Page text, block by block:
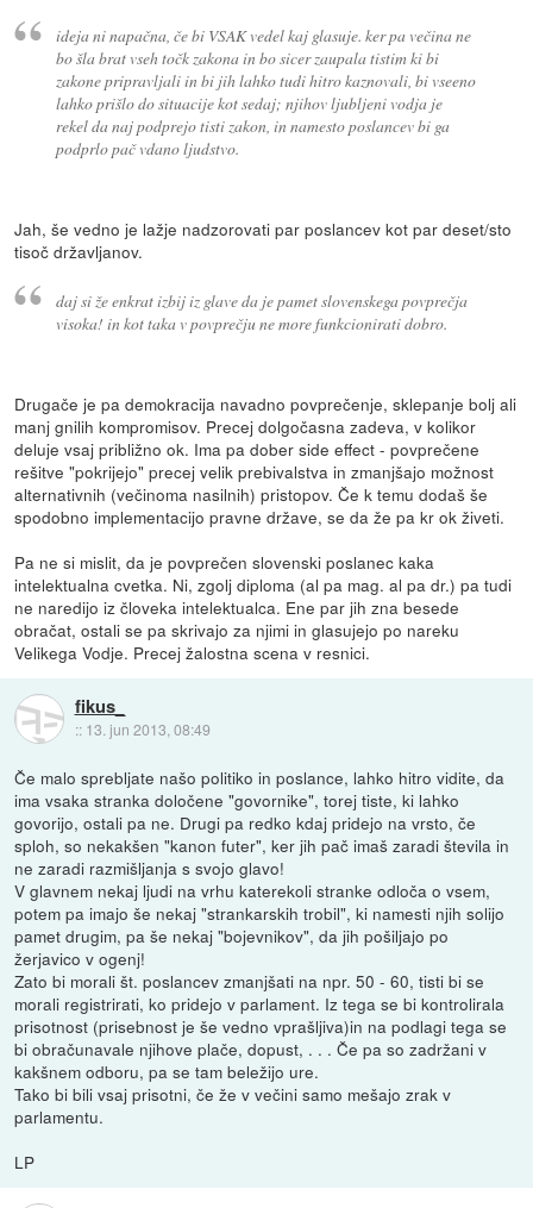
ideja ni napačna, če bi VSAK vedel kaj glasuje. ker pa večina ne
bo šla brat vseh točk zakona in bo sicer zaupala tistim ki bi
zakone pripravljali in bi jih lahko tudi hitro kaznovali, bi vseeno
lahko prišlo do situacije kot sedaj; njihov ljubljeni vodja je
rekel da naj podprejo tisti zakon, in namesto poslancev bi ga
podprlo pač vdano ljudstvo.
Jah, še vedno je lažje nadzorovati par poslancev kot par deset/sto
tisoč državljanov.
daj si že enkrat izbij iz glave da je pamet slovenskega povprečja
visoka! in kot taka v povprečju ne more funkcionirati dobro.
Drugače je pa demokracija navadno povprečenje, sklepanje bolj ali
manj gnilih kompromisov. Precej dolgočasna zadeva, v kolikor
deluje vsaj približno ok. Ima pa dober side effect - povprečene
rešitve "pokrijejo" precej velik prebivalstva in zmanjšajo možnost
alternativnih (večinoma nasilnih) pristopov. Če k temu dodaš še
spodobno implementacijo pravne države, se da že pa kr ok živeti.
Pa ne si mislit, da je povprečen slovenski poslanec kaka
intelektualna cvetka. Ni, zgolj diploma (al pa mag. al pa dr.) pa tudi
ne naredijo iz človeka intelektualca. Ene par jih zna besede
obračat, ostali se pa skrivajo za njimi in glasujejo po nareku
Velikega Vodje. Precej žalostna scena v resnici.
fikus_
:: 13. jun 2013, 08:49
Če malo sprebljate našo politiko in poslance, lahko hitro vidite, da
ima vsaka stranka določene "govornike", torej tiste, ki lahko
govorijo, ostali pa ne. Drugi pa redko kdaj pridejo na vrsto, če
sploh, so nekakšen "kanon futer", ker jih pač imaš zaradi števila in
ne zaradi razmišljanja s svojo glavo!
V glavnem nekaj ljudi na vrhu katerekoli stranke odloča o vsem,
potem pa imajo še nekaj "strankarskih trobil", ki namesti njih solijo
pamet drugim, pa še nekaj "bojevnikov", da jih pošiljajo po
žerjavico v ogenj!
Zato bi morali št. poslancev zmanjšati na npr. 50 - 60, tisti bi se
morali registrirati, ko pridejo v parlament. Iz tega se bi kontrolirala
prisotnost (prisebnost je še vedno vprašljiva)in na podlagi tega se
bi obračunavale njihove plače, dopust, . . . Če pa so zadržani v
kakšnem odboru, pa se tam beležijo ure.
Tako bi bili vsaj prisotni, če že v večini samo mešajo zrak v
parlamentu.
LP